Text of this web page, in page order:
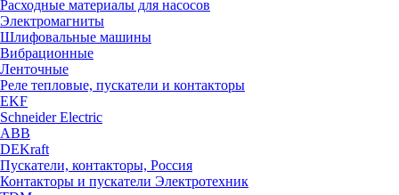
Расходные материалы для насосов
Электромагниты
Шлифовальные машины
Вибрационные
Ленточные
Реле тепловые, пускатели и контакторы
EKF
Schneider Electric
ABB
DEKraft
Пускатели, контакторы, Россия
Контакторы и пускатели Электротехник